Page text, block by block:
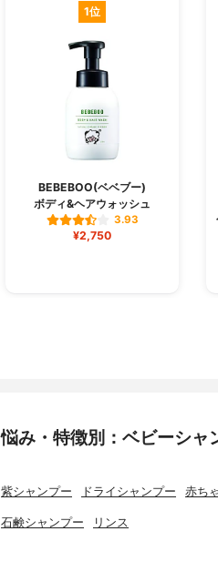
1位
BEBEBOO(ベベブー)
ボディ&ヘアウォッシュ
3.93
¥2,750
悩み・特徴別：ベビーシャ
紫シャンプー ドライシャンプー 赤ち
石鹸シャンプー リンス